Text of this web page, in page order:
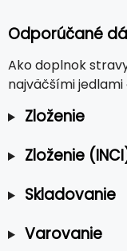
Odporúčané
Ako doplnok
najväčšími jedlami
Zloženie
Zloženie
Skladovanie
Varovanie